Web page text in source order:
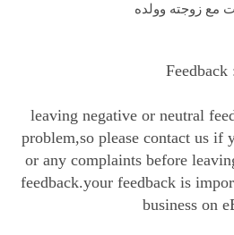
مع زوجته وولده
Feedback
leaving negative or neutral
problem,so please contact us if
or any complaints before
feedback.your feedback is
business on